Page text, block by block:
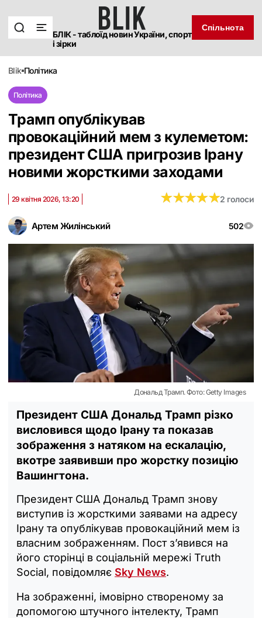
БЛІК - таблоїд новин України, спорт
і зірки
Спільнота
blik політика
Політика
Трамп опублікував
провокаційний мем з кулеметом:
президент США пригрозив Ірану
новими жорсткими заходами
Артем Жилінський 502
29 квітня 2026, 13:20 ★★★★★
★★★★★2 голоси
Дональд Трамп. Фото: Getty Images
Президент США Дональд Трамп різко
висловився щодо Ірану та показав
зображення з натяком на ескалацію,
вкотре заявивши про жорстку позицію
Вашингтона.
Президент США Дональд Трамп знову
виступив із жорсткими заявами на адресу
Ірану та опублікував провокаційний мем із
власним зображенням. Пост з’явився на
його сторінці в соціальній мережі Truth
Social, повідомляє Sky News.
На зображенні, імовірно створеному за
допомогою штучного інтелекту, Трамп